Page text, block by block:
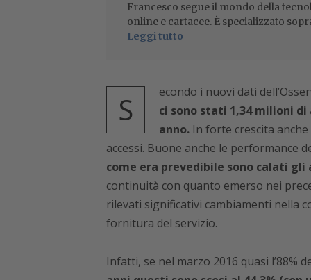
Francesco segue il mondo della
online e cartacee. È specializzato
Leggi tutto
S
econdo i nuovi dati
ci sono stati 1,34 milioni di
anno.In forte crescita anche
accessi. Buone anche le performance
come era prevedibile sono calati gli
continuità con quanto emerso nei
rilevati significativi cambiamenti nella
fornitura del servizio.
Infatti, se nel marzo 2016 quasi l’88%